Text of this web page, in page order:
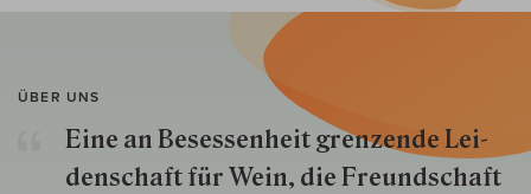
ÜBER UNS
Eine an Besessenheit gren­zende Lei­
den­schaft für Wein, die Freund­schaft